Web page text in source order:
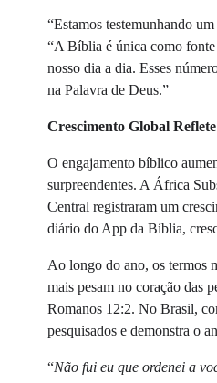
“Estamos testemunhando
“A Bíblia é única como fonte
nosso dia a dia. Esses
na Palavra de Deus.”
Crescimento Global
O engajamento bíblico
surpreendentes. A África
Central registraram um
diário do App da Bíblia,
Ao longo do ano, os termos
mais pesam no coração das
Romanos 12:2. No Brasil,
pesquisados e demonstra o
“Não fui eu que ordenei a